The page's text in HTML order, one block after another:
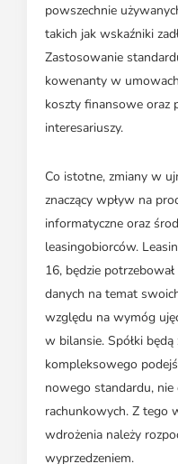
powszechnie
takich jak wskaźniki
Zastosowanie
kowenanty w
koszty finansowe oraz
interesariuszy.
Co istotne, zmiany w
znaczący wpływ na
informatyczne oraz
leasingobiorców.
16, będzie
danych na temat
względu na wymóg
w bilansie. Spółki
kompleksowego
nowego standardu,
rachunkowych. Z tego
wdrożenia należy
wyprzedzeniem.